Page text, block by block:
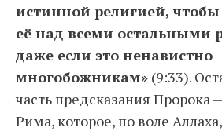
истинной религией, чтобы
её над всеми остальными
даже если это ненавистно
многобожникам» (9:33).
часть предсказания Пророка
Рима, которое, по воле